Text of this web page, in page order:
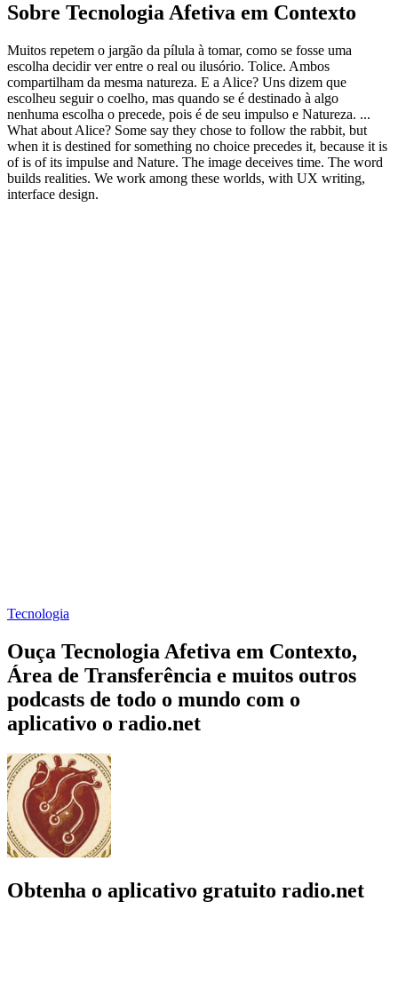
Sobre Tecnologia Afetiva em Contexto
Muitos repetem o jargão da pílula à tomar, como se fosse uma
escolha decidir ver entre o real ou ilusório. Tolice. Ambos
compartilham da mesma natureza. E a Alice? Uns dizem que
escolheu seguir o coelho, mas quando se é destinado à algo
nenhuma escolha o precede, pois é de seu impulso e Natureza. ...
What about Alice? Some say they chose to follow the rabbit, but
when it is destined for something no choice precedes it, because it is
of is of its impulse and Nature. The image deceives time. The word
builds realities. We work among these worlds, with UX writing,
interface design.
Tecnologia
Ouça Tecnologia Afetiva em Contexto,
Área de Transferência e muitos outros
podcasts de todo o mundo com o
aplicativo o radio.net
Obtenha o aplicativo gratuito radio.net